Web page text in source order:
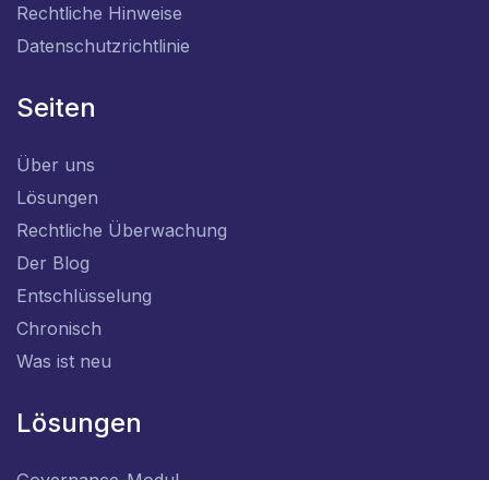
Rechtliche Hinweise
Datenschutzrichtlinie
Seiten
Über uns
Lösungen
Rechtliche Überwachung
Der Blog
Entschlüsselung
Chronisch
Was ist neu
Lösungen